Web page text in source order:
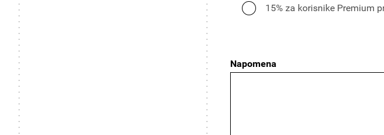
15% za korisnike Premium
Napomena